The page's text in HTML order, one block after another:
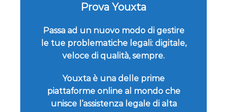
Prova Youxta
Passa ad un nuovo modo di gestire
le tue problematiche legali: digitale,
veloce di qualità, sempre.
Youxta è una delle prime
piattaforme online al mondo che
unisce l’assistenza legale di alta